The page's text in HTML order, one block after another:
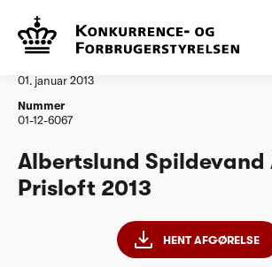
Vandtilsyn
01. januar 2013
Nummer
01-12-6067
Albertslund Spildevand
Prisloft 2013
HENT AFGØRELSE